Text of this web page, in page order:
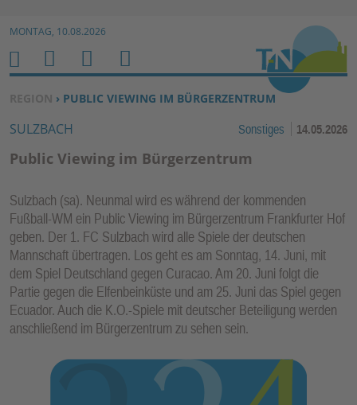
Zum Inhalt springen ↓
MONTAG, 10.08.2026
SIE BEFINDEN SICH HIER:
REGION › PUBLIC VIEWING IM BÜRGERZENTRUM
SULZBACH Sonstiges 14.05.2026
Public Viewing im Bürgerzentrum
Sulzbach (sa). Neunmal wird es während der kommenden
Fußball-WM ein Public Viewing im Bürgerzentrum Frankfurter Hof
geben. Der 1. FC Sulzbach wird alle Spiele der deutschen
Mannschaft übertragen. Los geht es am Sonntag, 14. Juni, mit
dem Spiel Deutschland gegen Curacao. Am 20. Juni folgt die
Partie gegen die Elfenbeinküste und am 25. Juni das Spiel gegen
Ecuador. Auch die K.O.-Spiele mit deutscher Beteiligung werden
anschließend im Bürgerzentrum zu sehen sein.
H
O
M
E
M
E
N
U
S
U
E
B
E
T
E
R
F
U
N
K
TI
O
N